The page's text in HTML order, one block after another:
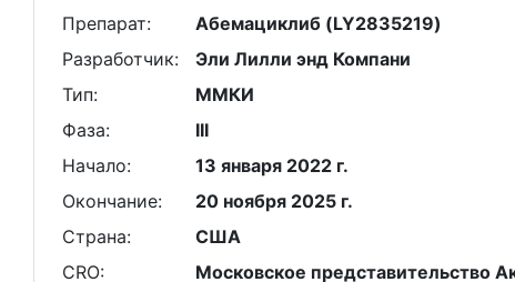
Препарат:
Абемациклиб (LY2835219)
Разработчик:
Эли Лилли энд Компани
Тип:
ММКИ
Фаза:
III
Начало:
13 января 2022 г.
Окончание:
20 ноября 2025 г.
Страна:
США
CRO:
Московское представительство